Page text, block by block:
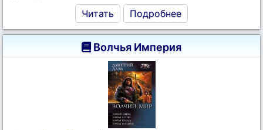
Читать Подробнее
Волчья Империя